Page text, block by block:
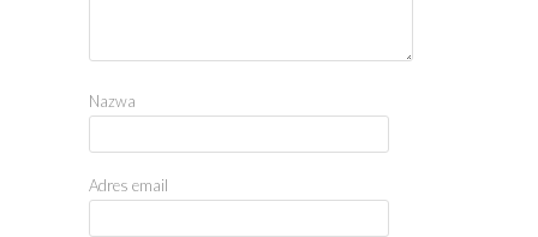
Nazwa
Adres email